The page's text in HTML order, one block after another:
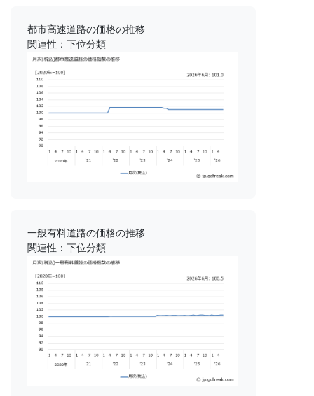
都市高速道路の価格の推移
関連性：下位分類
一般有料道路の価格の推移
関連性：下位分類